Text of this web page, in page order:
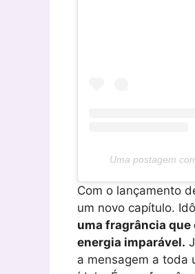
Uma postagem
Com o lançamento
um novo capítulo.
uma fragrância que
energia imparável.
a mensagem a toda